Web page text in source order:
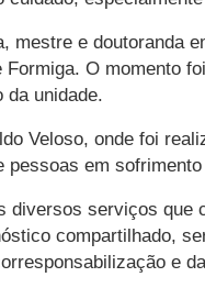
e doutoranda
O momento
da unidade.
Veloso, onde foi
em
serviços
compartilhado,
e